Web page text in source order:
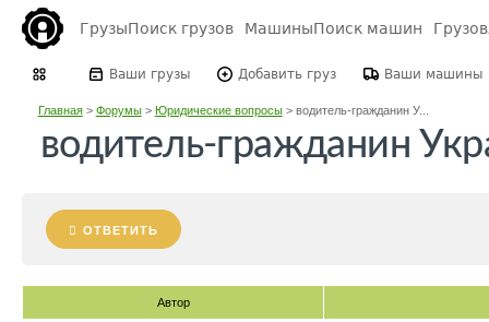
ГрузыПоиск грузов МашиныПоиск машин
Ваши грузы Добавить груз Ваши машины
Главная> Форумы> Юридические вопросы> водитель-гражданин У...
водитель-гражданин
ОТВЕТИТЬ
Автор